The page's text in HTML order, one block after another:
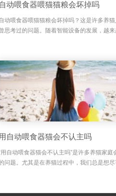
自动喂食器喂猫猫粮会坏掉吗
动喂食器喂猫猫粮会坏掉吗？这是许多养
思考过的问题。随着智能设备的发展，越来
让猫粮变坏？这...
用自动喂食器猫会不认主吗
用自动喂食器猫会不认主吗”是许多养猫家庭
问题。尤其是在养猫过程中，我们总是想
了上班族和忙...